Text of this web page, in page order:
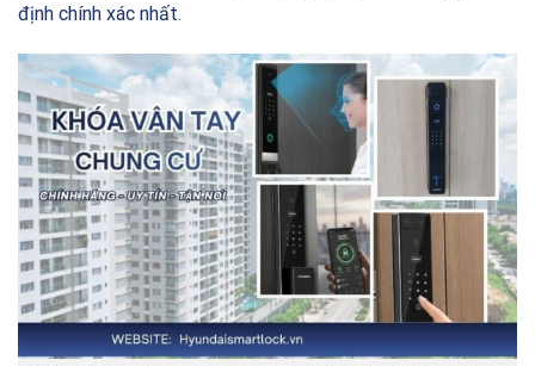
định chính xác nhất.